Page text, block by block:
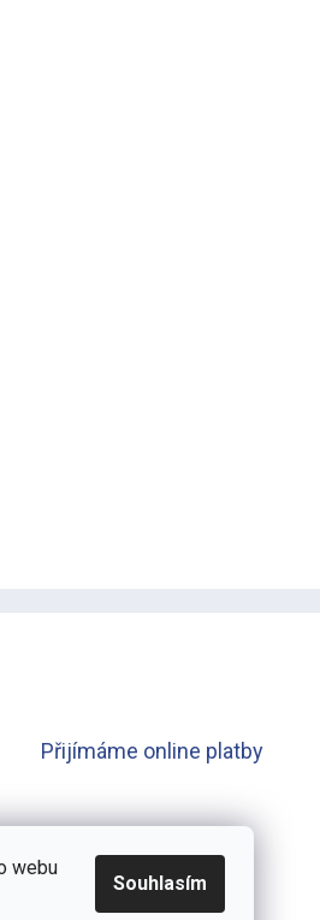
webu
Souhlasím
Přijímáme online platby